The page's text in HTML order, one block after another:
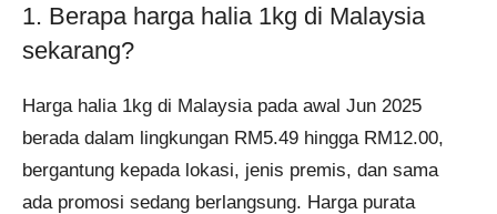
1. Berapa harga halia 1kg di Malaysia
sekarang?
Harga halia 1kg di Malaysia pada awal Jun 2025
berada dalam lingkungan RM5.49 hingga RM12.00,
bergantung kepada lokasi, jenis premis, dan sama
ada promosi sedang berlangsung. Harga purata